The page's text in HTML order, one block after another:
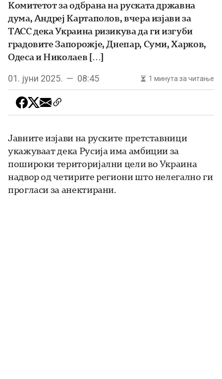
Комитетот за одбрана на руската државна
дума, Андреј Картаполов, вчера изјави за
ТАСС дека Украина ризикува да ги изгуби
градовите Запорожје, Днепар, Суми, Харков,
Одеса и Николаев […]
01. јуни 2025. — 08:45 1 минута за читање
Јавните изјави на руските претставници
укажуваат дека Русија има амбиции за
пошироки територијални цели во Украина
надвор од четирите региони што нелегално ги
прогласи за анектирани.